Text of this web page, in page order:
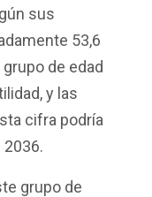
sus
53,6
de edad
y las
cifra podría
grupo de